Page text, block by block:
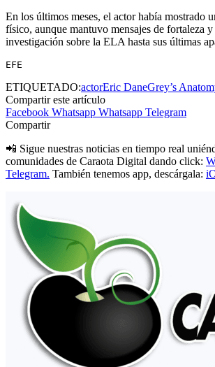
En los últimos meses, el actor había mostrado
físico, aunque mantuvo mensajes de fortaleza
investigación sobre la ELA hasta sus últimas
EFE
ETIQUETADO:actorEric DaneGrey’s
Compartir este artículo
Facebook Whatsapp Whatsapp Telegram
Compartir
📲 Sigue nuestras noticias en tiempo real
comunidades de Caraota Digital dando click:
Telegram. También tenemos app, descárgala: